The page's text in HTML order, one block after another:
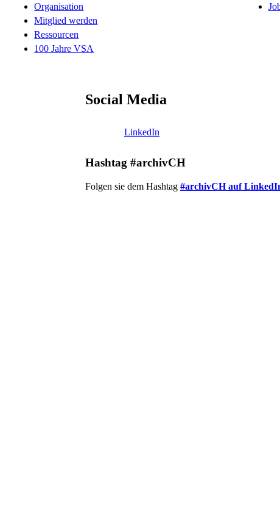
Organisation
Mitglied werden
Ressourcen
100 Jahre VSA
Social Media
LinkedIn
Hashtag #archivCH
Folgen sie dem Hashtag #archivCH auf